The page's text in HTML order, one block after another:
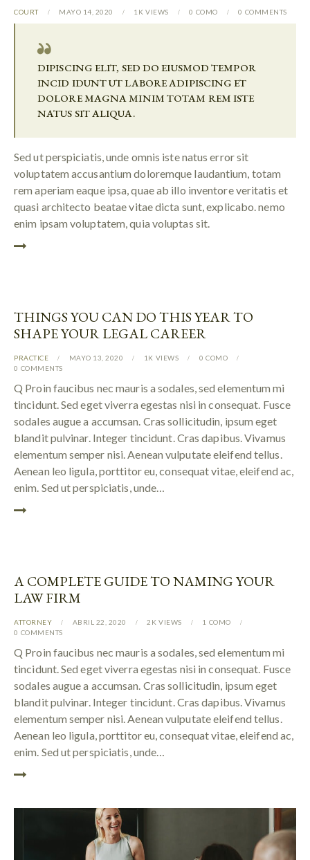
COURT MAYO 14, 2020 1K VIEWS 0 COMO 0 COMMENTS
DIPISCING ELIT, SED DO EIUSMOD TEMPOR
INCID IDUNT UT LABORE ADIPISCING ET
DOLORE MAGNA MINIM TOTAM REM ISTE
NATUS SIT ALIQUA.
Sed ut perspiciatis, unde omnis iste natus error sit
voluptatem accusantium doloremque laudantium, totam
rem aperiam eaque ipsa, quae ab illo inventore veritatis et
quasi architecto beatae vitae dicta sunt, explicabo. nemo
enim ipsam voluptatem, quia voluptas sit.
THINGS YOU CAN DO THIS YEAR TO
SHAPE YOUR LEGAL CAREER
PRACTICE MAYO 13, 2020 1K VIEWS 0 COMO
0 COMMENTS
Q Proin faucibus nec mauris a sodales, sed elementum mi
tincidunt. Sed eget viverra egestas nisi in consequat. Fusce
sodales augue a accumsan. Cras sollicitudin, ipsum eget
blandit pulvinar. Integer tincidunt. Cras dapibus. Vivamus
elementum semper nisi. Aenean vulputate eleifend tellus.
Aenean leo ligula, porttitor eu, consequat vitae, eleifend ac,
enim. Sed ut perspiciatis, unde…
A COMPLETE GUIDE TO NAMING YOUR
LAW FIRM
ATTORNEY ABRIL 22, 2020 2K VIEWS 1 COMO
0 COMMENTS
Q Proin faucibus nec mauris a sodales, sed elementum mi
tincidunt. Sed eget viverra egestas nisi in consequat. Fusce
sodales augue a accumsan. Cras sollicitudin, ipsum eget
blandit pulvinar. Integer tincidunt. Cras dapibus. Vivamus
elementum semper nisi. Aenean vulputate eleifend tellus.
Aenean leo ligula, porttitor eu, consequat vitae, eleifend ac,
enim. Sed ut perspiciatis, unde…